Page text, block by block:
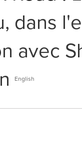
dans
avec
English